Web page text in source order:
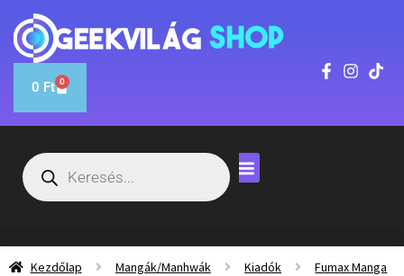
0 Ft 0
Kezdőlap Mangák/Manhwák Kiadók
Fumax Manga